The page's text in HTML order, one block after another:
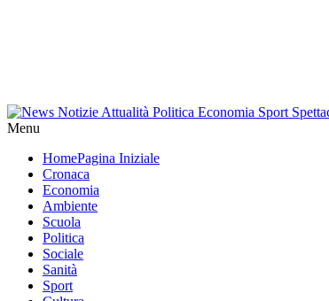
Menu
HomePagina Iniziale
Cronaca
Economia
Ambiente
Scuola
Politica
Sociale
Sanità
Sport